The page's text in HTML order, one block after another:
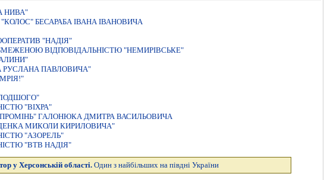
НИВА"
БЕСАРАБА IВАНА IВАНОВИЧА
"НАДIЯ"
ВIДПОВIДАЛЬНIСТЮ "НЕМИРIВСЬКЕ"
РУСЛАНА ПАВЛОВИЧА"
"ВIХРА"
ГАЛОНЮКА ДМИТРА ВАСИЛЬОВИЧА
МИКОЛИ КИРИЛОВИЧА"
"АЗОРЕЛЬ"
"ВТВ НАДIЯ"
у Херсонській області. Один з найбільших на півдні України